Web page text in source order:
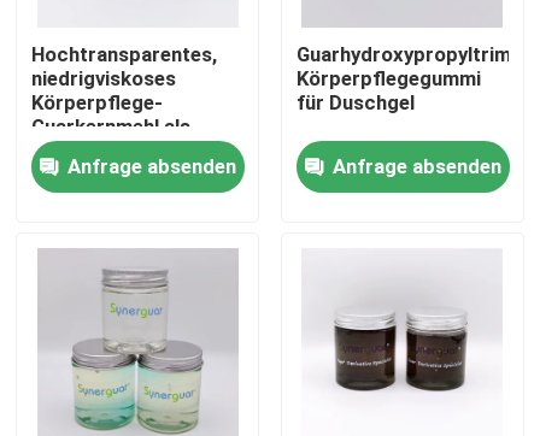
Heim
Videos
Über uns
Hochtransparentes,
niedrigviskoses
Körperpflege-
Guarkernmehl als
Spülung
Anfrage absenden
Körperpflegegummi
für Duschgel
Anfrage absenden